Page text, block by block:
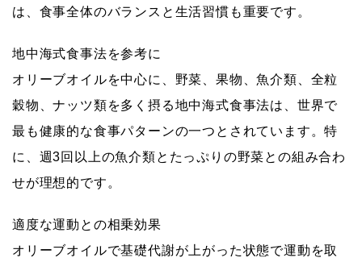
は、食事全体のバランスと生活習慣も重要です。
地中海式食事法を参考に
オリーブオイルを中心に、野菜、果物、魚介類、全粒
穀物、ナッツ類を多く摂る地中海式食事法は、世界で
最も健康的な食事パターンの一つとされています。特
に、週3回以上の魚介類とたっぷりの野菜との組み合わ
せが理想的です。
適度な運動との相乗効果
オリーブオイルで基礎代謝が上がった状態で運動を取